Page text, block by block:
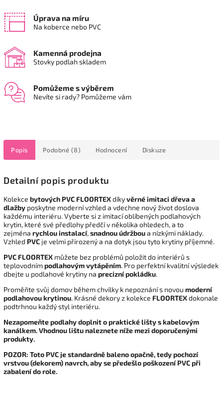
Úprava na míru
Na koberce nebo PVC
Kamenná prodejna
Stovky podlah skladem
Pomůžeme s výběrem
Nevíte si rady? Pomůžeme vám
Popis Podobné (8) Hodnocení Diskuze
Detailní popis produktu
Kolekce bytových PVC FLOORTEXdíkyvěrné imitaci dřeva a
dlažby poskytne moderní vzhled a vdechne nový život doslova
každému interiéru. Vyberte si z imitací oblíbených podlahových
krytin, které své předlohy předčí v několika ohledech, a to
zejména rychlou instalací,snadnou údržboua nízkými náklady.
Vzhled PVC je velmi přirozený a na dotyk jsou tyto krytiny příjemné.
PVC FLOORTEX můžete bez problémů položit do interiérů s
teplovodnímpodlahovým vytápěním. Pro perfektní kvalitní výsledek
dbejte u podlahové krytiny na precizní pokládku.
Proměňte svůj domov během chvilky k nepoznání s novou moderní
podlahovou krytinou. Krásné dekory z kolekce FLOORTEXdokonale
podtrhnou každý styl interiéru.
Nezapomeňte podlahy doplnit o praktické lišty s kabelovým
kanálkem. Vhodnou lištu naleznete níže mezi doporučenými
produkty.
POZOR: Toto PVC je standardně baleno opačně, tedy pochozí
vrstvou (dekorem) navrch, aby se předešlo poškození PVC při
zabalení do role.